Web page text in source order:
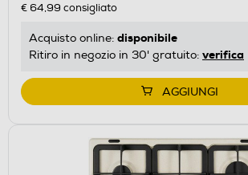
€ 64,99 consigliato
Acquisto online: disponibile
Ritiro in negozio in 30' gratuito: verifica
AGGIUNGI